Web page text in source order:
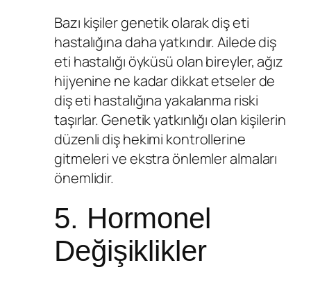
Bazı kişiler genetik olarak diş eti
hastalığına daha yatkındır. Ailede diş
eti hastalığı öyküsü olan bireyler, ağız
hijyenine ne kadar dikkat etseler de
diş eti hastalığına yakalanma riski
taşırlar. Genetik yatkınlığı olan kişilerin
düzenli diş hekimi kontrollerine
gitmeleri ve ekstra önlemler almaları
önemlidir.
5. Hormonel
Değişiklikler